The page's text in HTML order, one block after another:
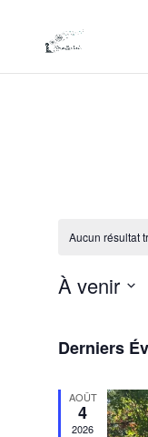
Aucun résultat
À venir
date.
Derniers
AOÛT
4
2026